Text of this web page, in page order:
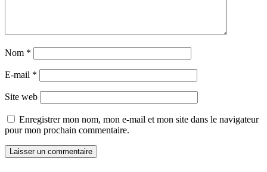
Nom *
E-mail *
Site web
Enregistrer mon nom, mon e-mail et mon site dans le navigateur
pour mon prochain commentaire.